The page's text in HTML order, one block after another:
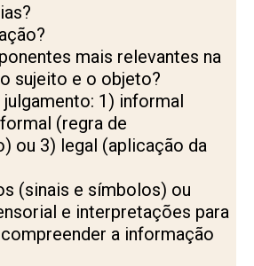
mais relevantes na
sujeito e o objeto?
1) informal
(regra de
ou 3) legal (aplicação da
(sinais e símbolos) ou
e interpretações para
a informação